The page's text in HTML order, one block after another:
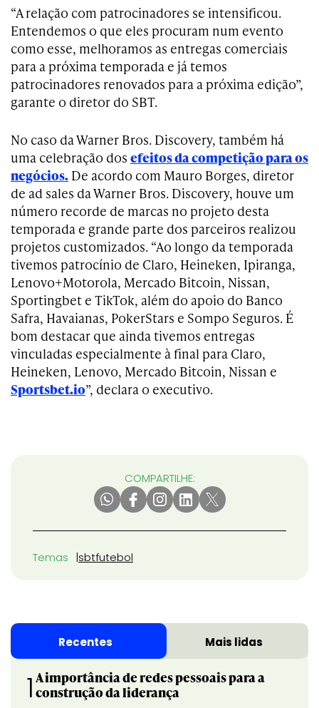
“A relação com patrocinadores se intensificou.
Entendemos o que eles procuram num evento
como esse, melhoramos as entregas comerciais
para a próxima temporada e já temos
patrocinadores renovados para a próxima edição”,
garante o diretor do SBT.
No caso da Warner Bros. Discovery, também há
uma celebração dos efeitos da competição para os
negócios. De acordo com Mauro Borges, diretor
de ad sales da Warner Bros. Discovery, houve um
número recorde de marcas no projeto desta
temporada e grande parte dos parceiros realizou
projetos customizados. “Ao longo da temporada
tivemos patrocínio de Claro, Heineken, Ipiranga,
Lenovo+Motorola, Mercado Bitcoin, Nissan,
Sportingbet e TikTok, além do apoio do Banco
Safra, Havaianas, PokerStars e Sompo Seguros. É
bom destacar que ainda tivemos entregas
vinculadas especialmente à final para Claro,
Heineken, Lenovo, Mercado Bitcoin, Nissan e
Sportsbet.io”, declara o executivo.
COMPARTILHE:
Temas sbtfutebol
Recentes Mais lidas
1 A importância de redes pessoais para a
construção da liderança